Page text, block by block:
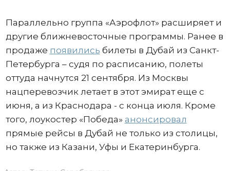
Параллельно группа «Аэрофлот» расширяет и
другие ближневосточные программы. Ранее в
продаже появились билеты в Дубай из Санкт-
Петербурга – судя по расписанию, полеты
оттуда начнутся 21 сентября. Из Москвы
нацперевозчик летает в этот эмират еще с
июня, а из Краснодара - с конца июля. Кроме
того, лоукостер «Победа» анонсировал
прямые рейсы в Дубай не только из столицы,
но также из Казани, Уфы и Екатеринбурга.